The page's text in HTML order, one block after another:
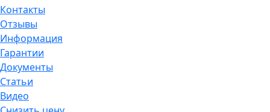
Контакты
Отзывы
Информация
Гарантии
Документы
Статьи
Видео